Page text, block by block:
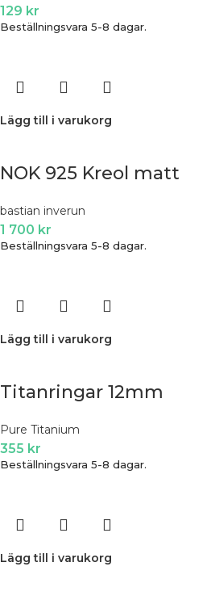
129 kr
Beställningsvara 5-8 dagar.
Lägg till i varukorg
NOK 925 Kreol matt
bastian inverun
1 700 kr
Beställningsvara 5-8 dagar.
Lägg till i varukorg
Titanringar 12mm
Pure Titanium
355 kr
Beställningsvara 5-8 dagar.
Lägg till i varukorg